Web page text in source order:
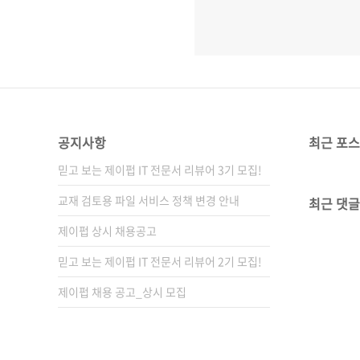
공지사항
믿고 보는 제이펍 IT 전문서 리뷰어 3기 모집!
교재 검토용 파일 서비스 정책 변경 안내
제이펍 상시 채용공고
믿고 보는 제이펍 IT 전문서 리뷰어 2기 모집!
제이펍 채용 공고_상시 모집
최근 포
최근 댓글